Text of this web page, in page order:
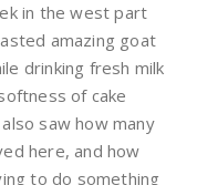
in the west part
amazing goat
drinking fresh milk
of cake
saw how many
here, and how
to do something